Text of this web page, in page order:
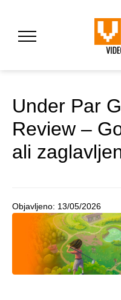
Under Par
Review –
ali
Objavljeno: 13/05/2026